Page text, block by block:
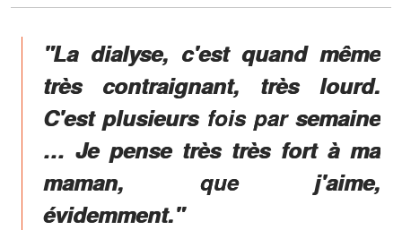
"La dialyse, c'est quand même
très contraignant, très lourd.
C'est plusieurs fois par semaine
… Je pense très très fort à ma
maman, que j'aime,
évidemment."